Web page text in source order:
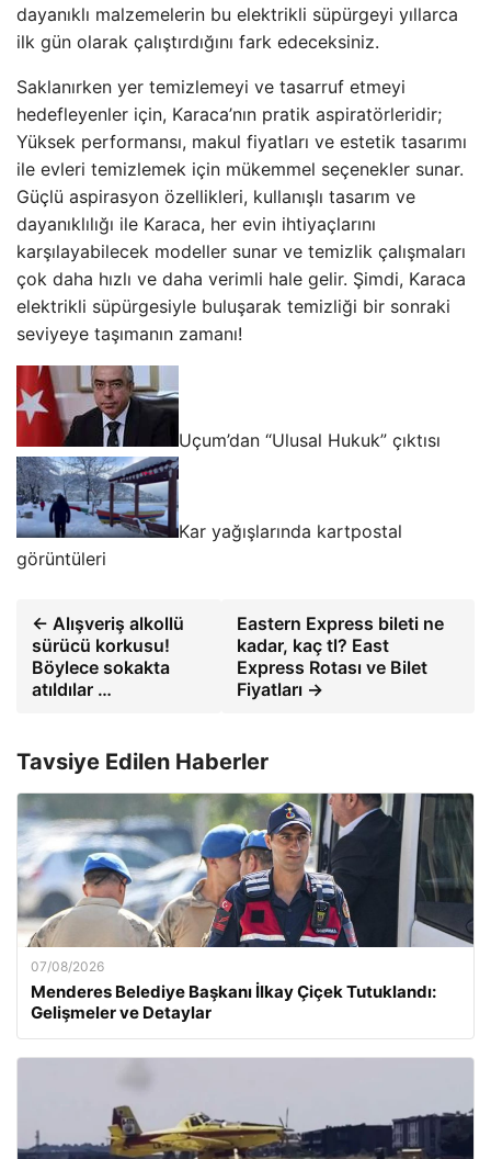
dayanıklı malzemelerin bu elektrikli süpürgeyi yıllarca
ilk gün olarak çalıştırdığını fark edeceksiniz.
Saklanırken yer temizlemeyi ve tasarruf etmeyi
hedefleyenler için, Karaca’nın pratik aspiratörleridir;
Yüksek performansı, makul fiyatları ve estetik tasarımı
ile evleri temizlemek için mükemmel seçenekler sunar.
Güçlü aspirasyon özellikleri, kullanışlı tasarım ve
dayanıklılığı ile Karaca, her evin ihtiyaçlarını
karşılayabilecek modeller sunar ve temizlik çalışmaları
çok daha hızlı ve daha verimli hale gelir. Şimdi, Karaca
elektrikli süpürgesiyle buluşarak temizliği bir sonraki
seviyeye taşımanın zamanı!
Uçum’dan “Ulusal Hukuk” çıktısı
Kar yağışlarında kartpostal
görüntüleri
← Alışveriş alkollü
sürücü korkusu!
Böylece sokakta
atıldılar …
Eastern Express bileti ne
kadar, kaç tl? East
Express Rotası ve Bilet
Fiyatları →
Tavsiye Edilen Haberler
07/08/2026
Menderes Belediye Başkanı İlkay Çiçek Tutuklandı:
Gelişmeler ve Detaylar